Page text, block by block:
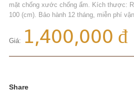
mặt chống xước chống ẩm. Kích thược:
100 (cm). Bảo hành 12 tháng, miễn phí
Giá: 1,400,000 đ
Share